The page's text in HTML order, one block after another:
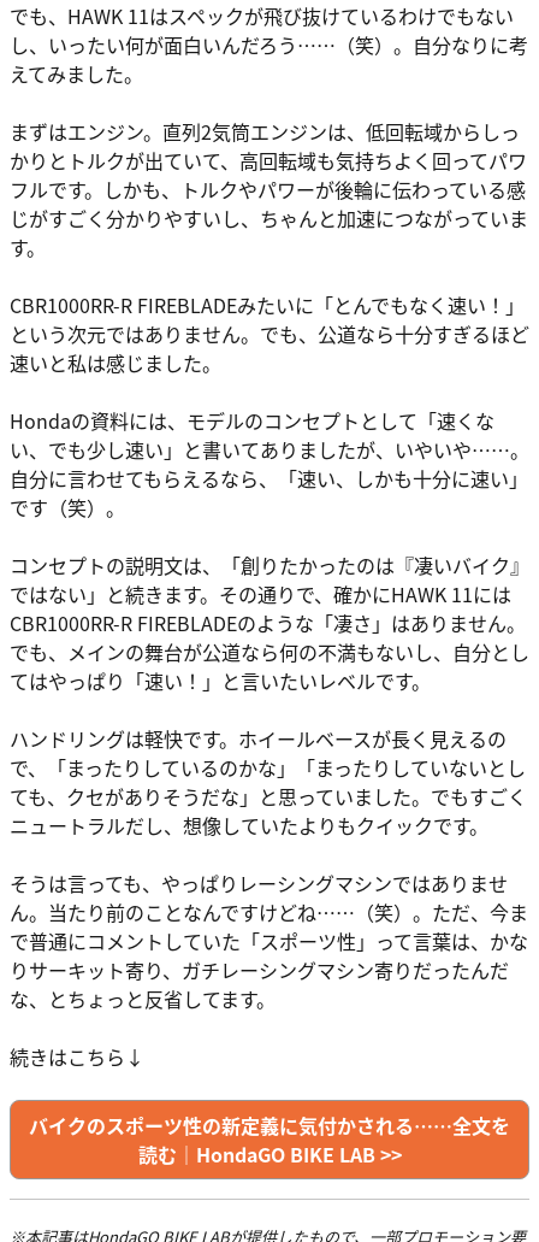
でも、HAWK 11はスペックが飛び抜けているわけでもない
し、いったい何が面白いんだろう……（笑）。自分なりに考
えてみました。
まずはエンジン。直列2気筒エンジンは、低回転域からしっ
かりとトルクが出ていて、高回転域も気持ちよく回ってパワ
フルです。しかも、トルクやパワーが後輪に伝わっている感
じがすごく分かりやすいし、ちゃんと加速につながっていま
す。
CBR1000RR-R FIREBLADEみたいに「とんでもなく速い！」
という次元ではありません。でも、公道なら十分すぎるほど
速いと私は感じました。
Hondaの資料には、モデルのコンセプトとして「速くな
い、でも少し速い」と書いてありましたが、いやいや……。
自分に言わせてもらえるなら、「速い、しかも十分に速い」
です（笑）。
コンセプトの説明文は、「創りたかったのは『凄いバイク』
ではない」と続きます。その通りで、確かにHAWK 11には
CBR1000RR-R FIREBLADEのような「凄さ」はありません。
でも、メインの舞台が公道なら何の不満もないし、自分とし
てはやっぱり「速い！」と言いたいレベルです。
ハンドリングは軽快です。ホイールベースが長く見えるの
で、「まったりしているのかな」「まったりしていないとし
ても、クセがありそうだな」と思っていました。でもすごく
ニュートラルだし、想像していたよりもクイックです。
そうは言っても、やっぱりレーシングマシンではありませ
ん。当たり前のことなんですけどね……（笑）。ただ、今ま
で普通にコメントしていた「スポーツ性」って言葉は、かな
りサーキット寄り、ガチレーシングマシン寄りだったんだ
な、とちょっと反省してます。
続きはこちら↓
バイクのスポーツ性の新定義に気付かされる……全文を
読む｜HondaGO BIKE LAB >>
※本記事はHondaGO BIKE LABが提供したもので、一部プロモーション要